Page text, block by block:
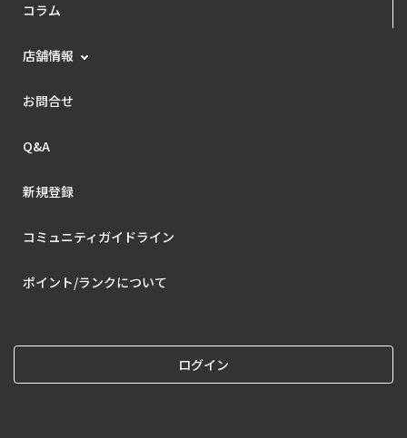
コラム
店舗情報
お問合せ
Q&A
新規登録
コミュニティガイドライン
ポイント/ランクについて
ログイン